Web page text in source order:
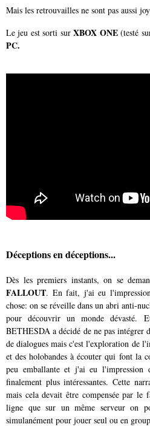
Mais les retrouvailles ne sont pas aussi
Le jeu est sorti surXBOX ONE(testé
PC.
Déceptions en déceptions...
Dès les premiers instants, on se
FALLOUT. En fait, j'ai eu
chose: on se réveille dans un abri anti-
pour découvrir un monde dévasté.
BETHESDA a décidé de ne pas intégrer
de dialogues mais c'est l'exploration de
et des holobandes à écouter qui font la
peu emballante et j'ai eu l'impression
finalement plus intéressantes. Cette
mais cela devait être compensée par
ligne que sur un même serveur on
simulanément pour jouer seul ou en